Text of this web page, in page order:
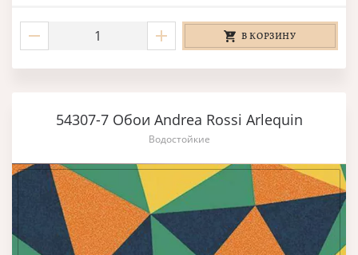
В КОРЗИНУ
54307-7 Обои Andrea Rossi Arlequin
Водостойкие